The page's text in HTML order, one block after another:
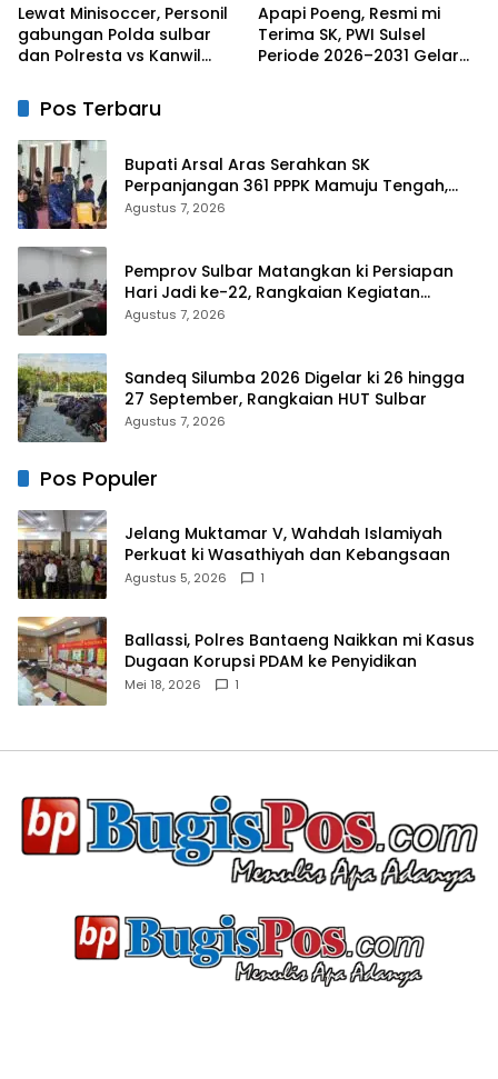
Lewat Minisoccer, Personil
gabungan Polda sulbar
dan Polresta vs Kanwil
ki Ikatan Persaudaraan
Apapi Poeng, Resmi mi
Terima SK, PWI Sulsel
Periode 2026–2031 Gelar
Pos Terbaru
Bupati Arsal Aras Serahkan SK
Perpanjangan 361 PPPK Mamuju Tengah,
Dorong ki Kebijakan Belanja Pegawai Lebih
Agustus 7, 2026
Pemprov Sulbar Matangkan ki Persiapan
Hari Jadi ke-22, Rangkaian Kegiatan
Libatkan Masyarakat
Agustus 7, 2026
Sandeq Silumba 2026 Digelar ki 26 hingga
27 September, Rangkaian HUT Sulbar
Agustus 7, 2026
Pos Populer
Jelang Muktamar V, Wahdah Islamiyah
Perkuat ki Wasathiyah dan Kebangsaan
Agustus 5, 2026 1
Ballassi, Polres Bantaeng Naikkan mi Kasus
Dugaan Korupsi PDAM ke Penyidikan
Mei 18, 2026 1